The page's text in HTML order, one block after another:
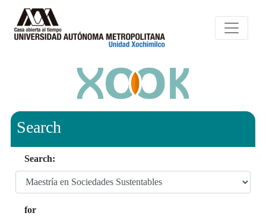
Search
Search:
for